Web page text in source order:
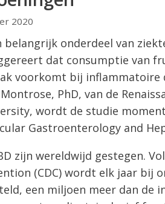
2020
onderdeel van
dat consumptie van
voorkomt bij inflammatoire
PhD, van de
wordt de studie
Gastroenterology and
zijn wereldwijd gestegen.
(CDC) wordt elk jaar bij
een miljoen meer dan de